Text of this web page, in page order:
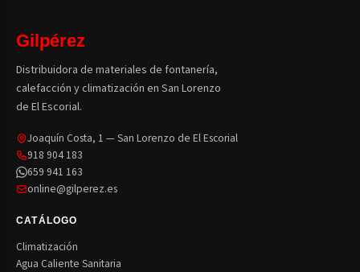
Gilpérez
Distribuidora de materiales de fontanería,
calefacción y climatización en San Lorenzo
de El Escorial.
Joaquín Costa, 1 — San Lorenzo de El Escorial
918 904 183
659 941 163
online@gilperez.es
CATÁLOGO
Climatización
Agua Caliente Sanitaria